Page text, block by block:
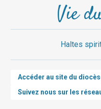
Vie
Haltes
Accéder au site du
Suivez nous sur les